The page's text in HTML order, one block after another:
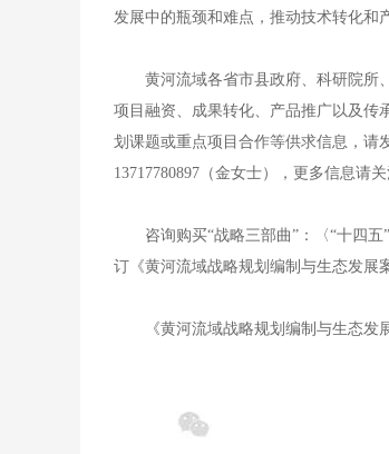
发展中的瓶颈和难点，推动技术转化和
黄河流域各省市县政府、科研院所
项目融资、成果转化、产品推广以及传
划课题或重点项目合作等供求信息，请
13717780897（金女士），更多信息请
咨询购买“战略三部曲”：〈“十四
订《黄河流域战略规划编制与生态发展
《黄河流域战略规划编制与生态发